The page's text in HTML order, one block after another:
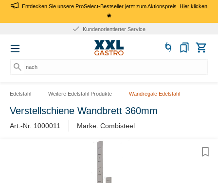
Entdecken Sie unsere ProSelect-Bestseller jetzt zum Aktionspreis.Hier klicken
*
Kundenorientierter Service
nach P
Edelstahl Weitere Edelstahl Produkte Wandregale Edelstahl
Verstellschiene Wandbrett 360mm
Art.-Nr. 1000011 Marke: Combisteel